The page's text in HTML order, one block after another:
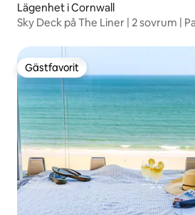
Lägenhet i Cornwall
Sky Deck på The Liner | 2 sovrum |
Gästfavorit
Gästfavorit